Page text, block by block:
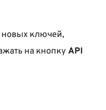
ключей,
на кнопку API